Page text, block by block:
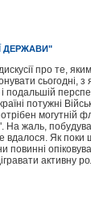
ДЕРЖАВИ"
про те,
сьогодні, з
подальшій
потужні
могутній
На жаль,
вдалося. Як
повинні
активну